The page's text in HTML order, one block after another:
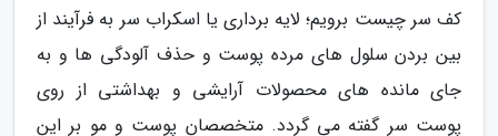
کف سر چیست برویم؛ لایه برداری یا اسکراب سر به فرآیند از
بین بردن سلول های مرده پوست و حذف آلودگی ها و به
جای مانده های محصولات آرایشی و بهداشتی از روی
پوست سر گفته می گردد. متخصصان پوست و مو بر این